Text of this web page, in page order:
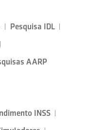
Pesquisa IDL
AARP
INSS